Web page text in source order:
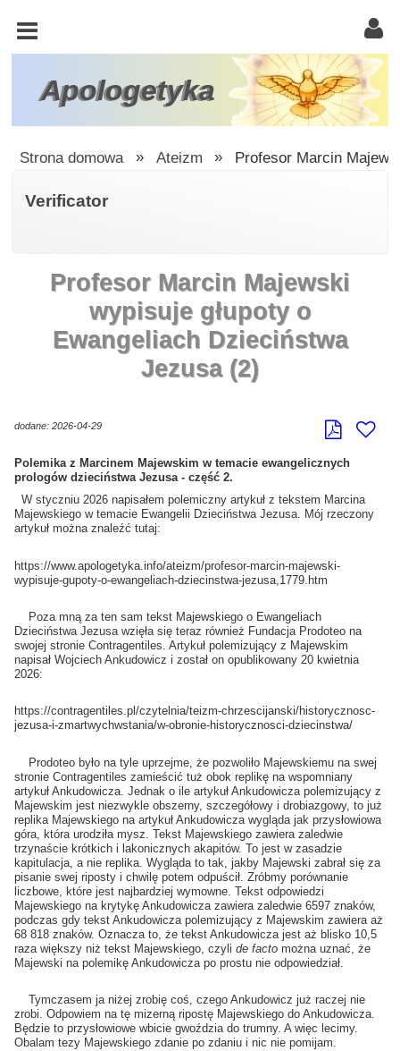
Apologetyka
KOŚCIÓŁ
KATOLICKI
TRÓJCA
ŚWIĘTA
OBRONIE
Strona domowa » Ateizm » Profesor Marcin
Verificator
Profesor Marcin Majewski
wypisuje głupoty o
Ewangeliach Dzieciństwa
Jezusa (2)
dodane: 2026-04-29
Polemika z Marcinem Majewskim w temacie ewangelicznych
prologów dzieciństwa Jezusa - część 2.
W styczniu 2026 napisałem polemiczny artykuł z tekstem Marcina
Majewskiego w temacie Ewangelii Dzieciństwa Jezusa. Mój rzeczony
artykuł można znaleźć tutaj:
https://www.apologetyka.info/ateizm/profesor-marcin-majewski-
wypisuje-gupoty-o-ewangeliach-dziecinstwa-jezusa,1779.htm
Poza mną za ten sam tekst Majewskiego o Ewangeliach
Dzieciństwa Jezusa wzięła się teraz również Fundacja Prodoteo na
swojej stronie Contragentiles. Artykuł polemizujący z Majewskim
napisał Wojciech Ankudowicz i został on opublikowany 20 kwietnia
2026:
https://contragentiles.pl/czytelnia/teizm-chrzescijanski/historycznosc-
jezusa-i-zmartwychwstania/w-obronie-historycznosci-dziecinstwa/
Prodoteo było na tyle uprzejme, że pozwoliło Majewskiemu na swej
stronie Contragentiles zamieścić tuż obok replikę na wspomniany
artykuł Ankudowicza. Jednak o ile artykuł Ankudowicza polemizujący z
Majewskim jest niezwykle obszerny, szczegółowy i drobiazgowy, to już
replika Majewskiego na artykuł Ankudowicza wygląda jak przysłowiowa
góra, która urodziła mysz. Tekst Majewskiego zawiera zaledwie
trzynaście krótkich i lakonicznych akapitów. To jest w zasadzie
kapitulacja, a nie replika. Wygląda to tak, jakby Majewski zabrał się za
pisanie swej riposty i chwilę potem odpuścił. Zróbmy porównanie
liczbowe, które jest najbardziej wymowne. Tekst odpowiedzi
Majewskiego na krytykę Ankudowicza zawiera zaledwie 6597 znaków,
podczas gdy tekst Ankudowicza polemizujący z Majewskim zawiera aż
68 818 znaków. Oznacza to, że tekst Ankudowicza jest aż blisko 10,5
raza większy niż tekst Majewskiego, czylide facto można uznać, że
Majewski na polemikę Ankudowicza po prostu nie odpowiedział.
Tymczasem ja niżej zrobię coś, czego Ankudowicz już raczej nie
zrobi. Odpowiem na tę mizerną ripostę Majewskiego do Ankudowicza.
Będzie to przysłowiowe wbicie gwoździa do trumny. A więc lecimy.
Obalam tezy Majewskiego zdanie po zdaniu i nic nie pomijam.